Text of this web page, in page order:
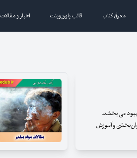
معرفی کتاب قالب پاورپوینت اخبار و مقالات
می بخشد.
و آموزش